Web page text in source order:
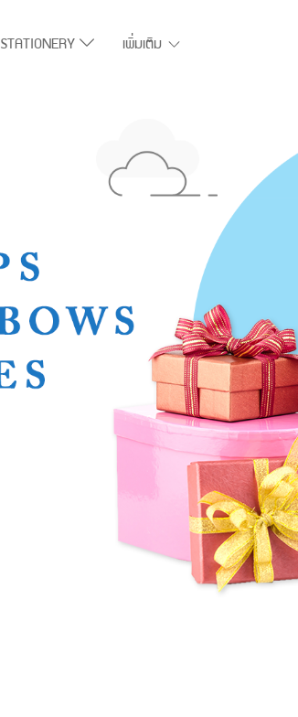
STATIONERY เพิ่มเติม